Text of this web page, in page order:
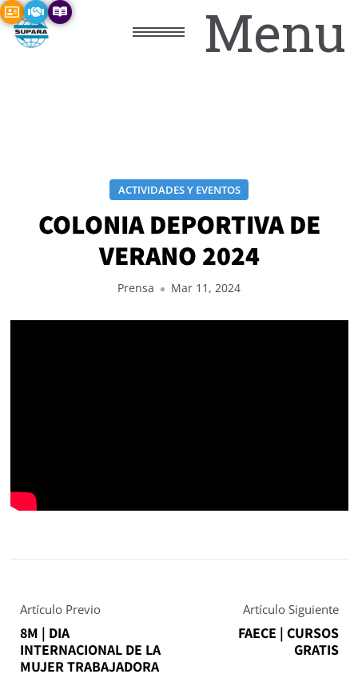
Menu
ACTIVIDADES Y EVENTOS
COLONIA DEPORTIVA DE
VERANO 2024
Prensa Mar 11, 2024
Artículo Previo
8M | DIA
INTERNACIONAL DE LA
MUJER TRABAJADORA
Artículo Siguiente
FAECE | CURSOS
GRATIS